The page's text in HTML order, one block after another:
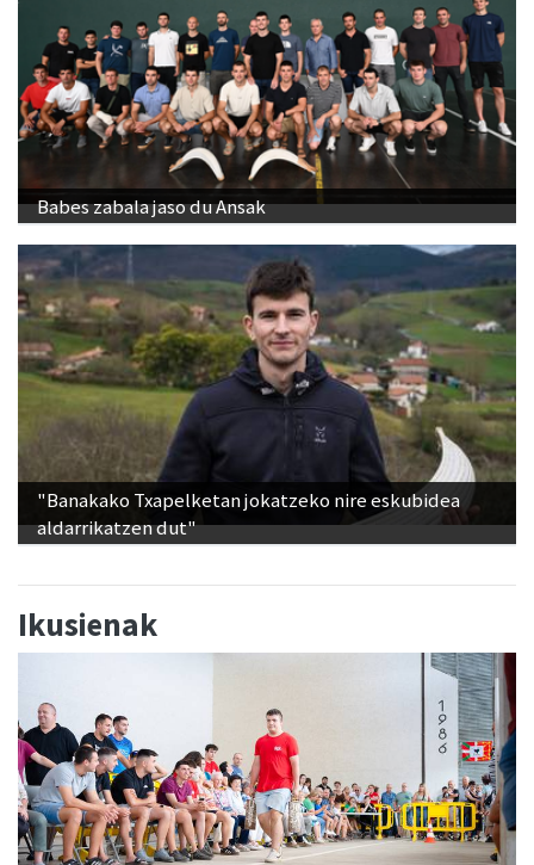
Babes zabala jaso du Ansak
"Banakako Txapelketan jokatzeko nire eskubidea
aldarrikatzen dut"
Ikusienak